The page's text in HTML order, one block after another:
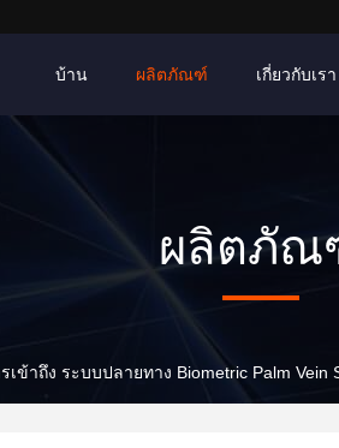
บ้าน ผลิตภัณฑ์ เกี่ยวกับเรา
ผลิตภั
ข้าถึง ระบบปลายทาง Biometric Palm Vein